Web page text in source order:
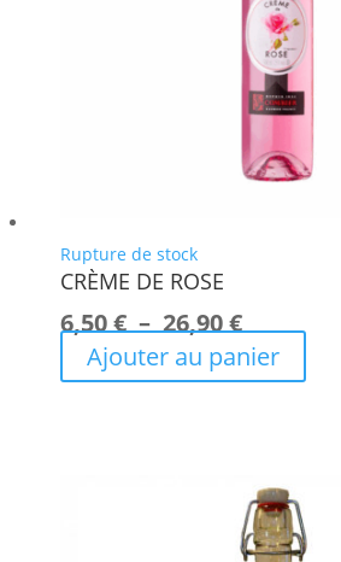
Rupture de stock
CRÈME DE ROSE
6,50€–26,90€Plage
de
prix :
6,50 €
Ajouter au panier